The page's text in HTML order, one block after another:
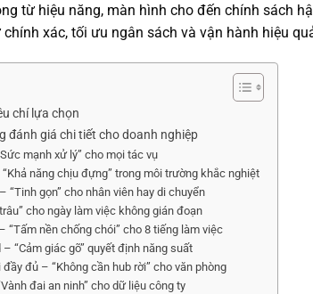
từ hiệu năng, màn hình cho đến chính sách
xác, tối ưu ngân sách và vận hành hiệu
chí lựa chọn
đánh giá chi tiết cho doanh nghiệp
mạnh xử lý” cho mọi tác vụ
năng chịu đựng” trong môi trường khắc nghiệt
gọn” cho nhân viên hay di chuyển
cho ngày làm việc không gián đoạn
“Tấm nền chống chói” cho 8 tiếng làm việc
“Cảm giác gõ” quyết định năng suất
đủ – “Không cần hub rời” cho văn phòng
đai an ninh” cho dữ liệu công ty